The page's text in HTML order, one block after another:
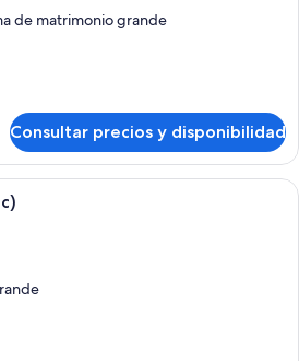
de matrimonio grande
Consultar precios y disponibilidad
Acogedora habitación tipo cabaña